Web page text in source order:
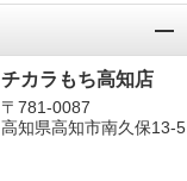
チカラもち高知店
〒781-0087
高知県高知市南久保13-5